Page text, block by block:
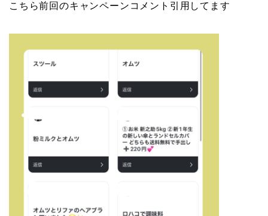
こちら前回のキャンペーンコメント引用してます